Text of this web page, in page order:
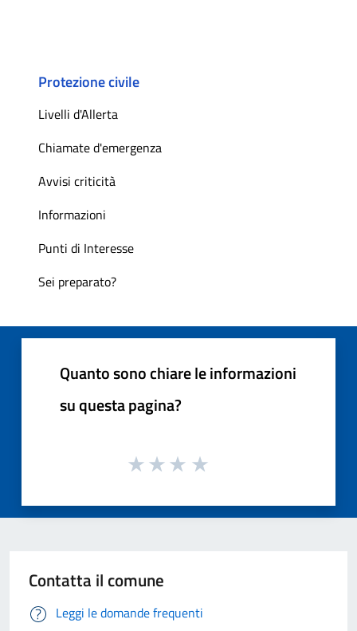
Protezione civile
Livelli d'Allerta
Chiamate d'emergenza
Avvisi criticità
Informazioni
Punti di Interesse
Sei preparato?
Quanto sono chiare le informazioni
su questa pagina?
Contatta il comune
Leggi le domande frequenti